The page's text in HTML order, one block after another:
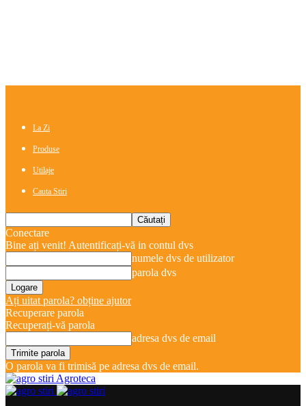
La Zi
Produse
Utilaje
Cauta Stiri
Conectare
Bine ați venit! Autentificați-vă in contul dvs
numele dvs de utilizator
parola dvs
Ați uitat parola? obține ajutor
Recuperare parola
Recuperați-vă parola
adresa dvs de email
O parola va fi trimisă pe adresa dvs de email.
Agroteca